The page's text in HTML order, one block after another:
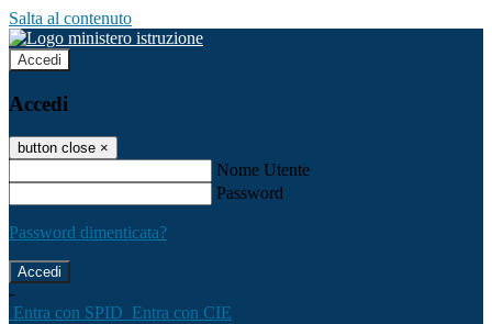
Salta al contenuto
Accedi
Accedi
button close ×
Nome Utente
Password
Password dimenticata?
-
Entra con SPID Entra con CIE